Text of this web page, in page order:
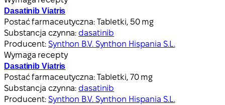
Dasatinib Viatris
Postać farmaceutyczna: Tabletki, 50 mg
Substancja czynna: dasatinib
Producent: Synthon B.V. Synthon Hispania S.L.
Wymaga recepty
Dasatinib Viatris
Postać farmaceutyczna: Tabletki, 70 mg
Substancja czynna: dasatinib
Producent: Synthon B.V. Synthon Hispania S.L.